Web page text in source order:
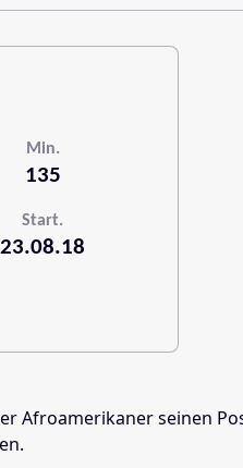
Min.
135
Start.
23.08.18
seinen